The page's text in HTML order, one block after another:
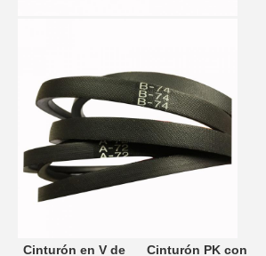
Cinturón en V de Cinturón PK con